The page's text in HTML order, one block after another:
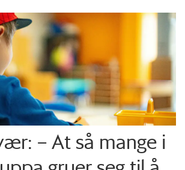
– At så mange i